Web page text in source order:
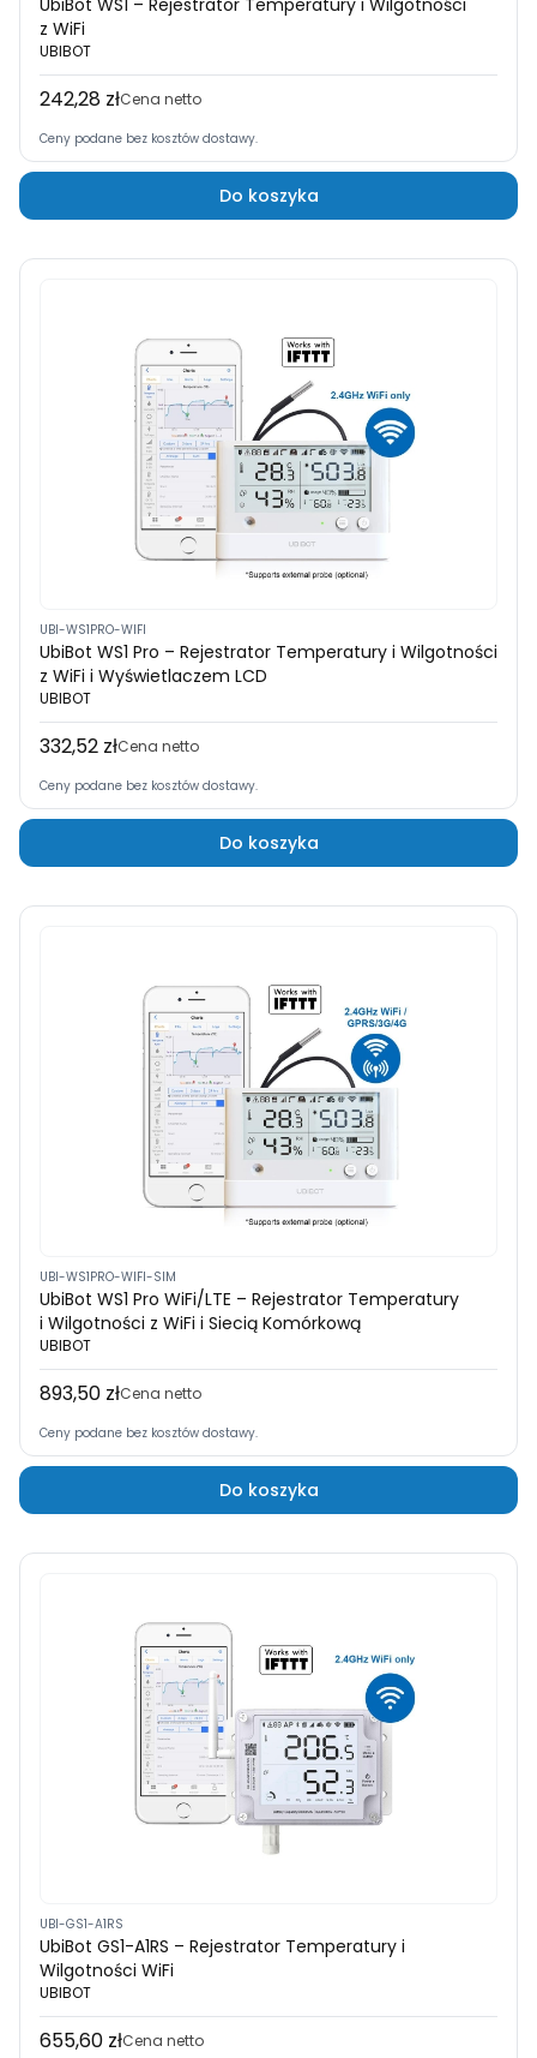
z WiFi
UBIBOT
Cena
242,28 złCena netto
Ceny podane bez kosztów dostawy.
Do koszyka
UBI-WS1PRO-WIFI
UbiBot WS1 Pro – Rejestrator Temperatury i Wilgotności
z WiFi i Wyświetlaczem LCD
UBIBOT
Cena
332,52 złCena netto
Ceny podane bez kosztów dostawy.
Do koszyka
UBI-WS1PRO-WIFI-SIM
UbiBot WS1 Pro WiFi/LTE – Rejestrator Temperatury
i Wilgotności z WiFi i Siecią Komórkową
UBIBOT
Cena
893,50 złCena netto
Ceny podane bez kosztów dostawy.
Do koszyka
UBI-GS1-A1RS
UbiBot GS1-A1RS – Rejestrator Temperatury i
Wilgotności WiFi
UBIBOT
Cena
655,60 złCena netto